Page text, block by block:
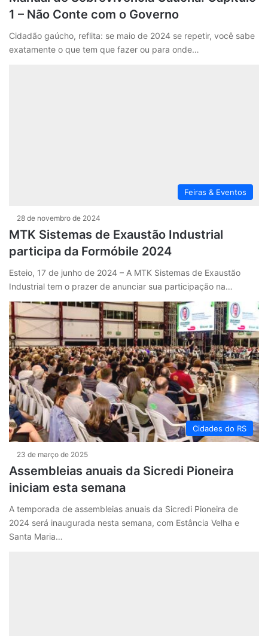
1 – Não Conte com o Governo
Cidadão gaúcho, reflita: se maio de 2024 se repetir, você sabe
exatamente o que tem que fazer ou para onde…
Feiras & Eventos
28 de novembro de 2024
MTK Sistemas de Exaustão Industrial
participa da Formóbile 2024
Esteio, 17 de junho de 2024 – A MTK Sistemas de Exaustão
Industrial tem o prazer de anunciar sua participação na…
Cidades do RS
23 de março de 2025
Assembleias anuais da Sicredi Pioneira
iniciam esta semana
A temporada de assembleias anuais da Sicredi Pioneira de
2024 será inaugurada nesta semana, com Estância Velha e
Santa Maria…